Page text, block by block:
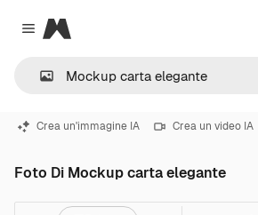
Close menu
Magnific
Crea un'immagine IA Crea un video IA
Foto Di Mockup carta elegante